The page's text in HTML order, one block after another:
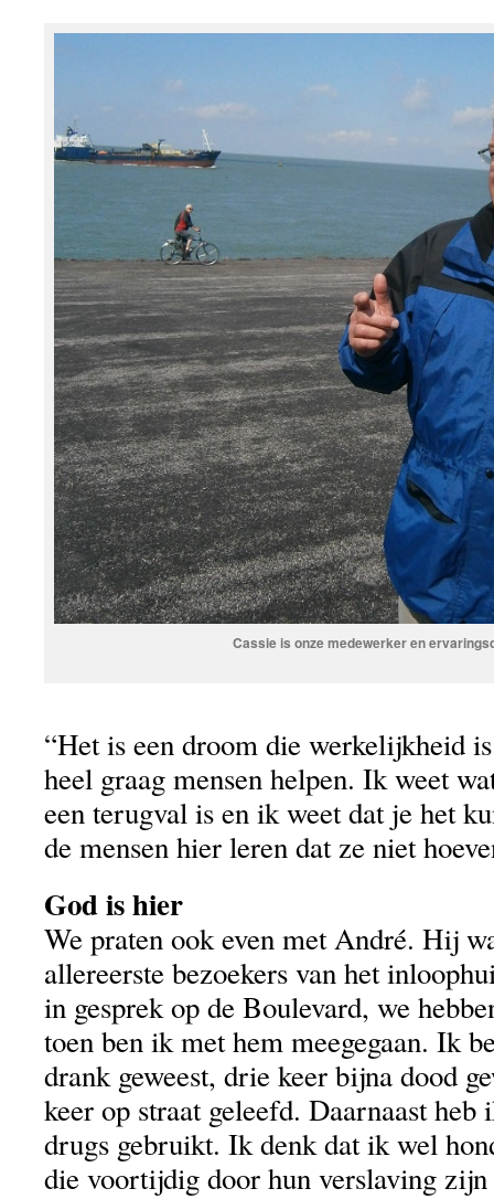
Cassie is onze medewerker en
“Het is een droom die werkelijkheid
heel graag mensen helpen. Ik weet
een terugval is en ik weet dat je het
de mensen hier leren dat ze niet
God is hier
We praten ook even met André. Hij
allereerste bezoekers van het
in gesprek op de Boulevard, we
toen ben ik met hem meegegaan. Ik
drank geweest, drie keer bijna dood
keer op straat geleefd. Daarnaast
drugs gebruikt. Ik denk dat ik wel
die voortijdig door hun verslaving zijn